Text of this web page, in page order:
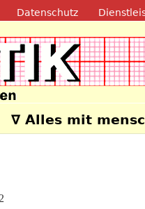
Direkt zum
Datenschutz
∇ Alles mit